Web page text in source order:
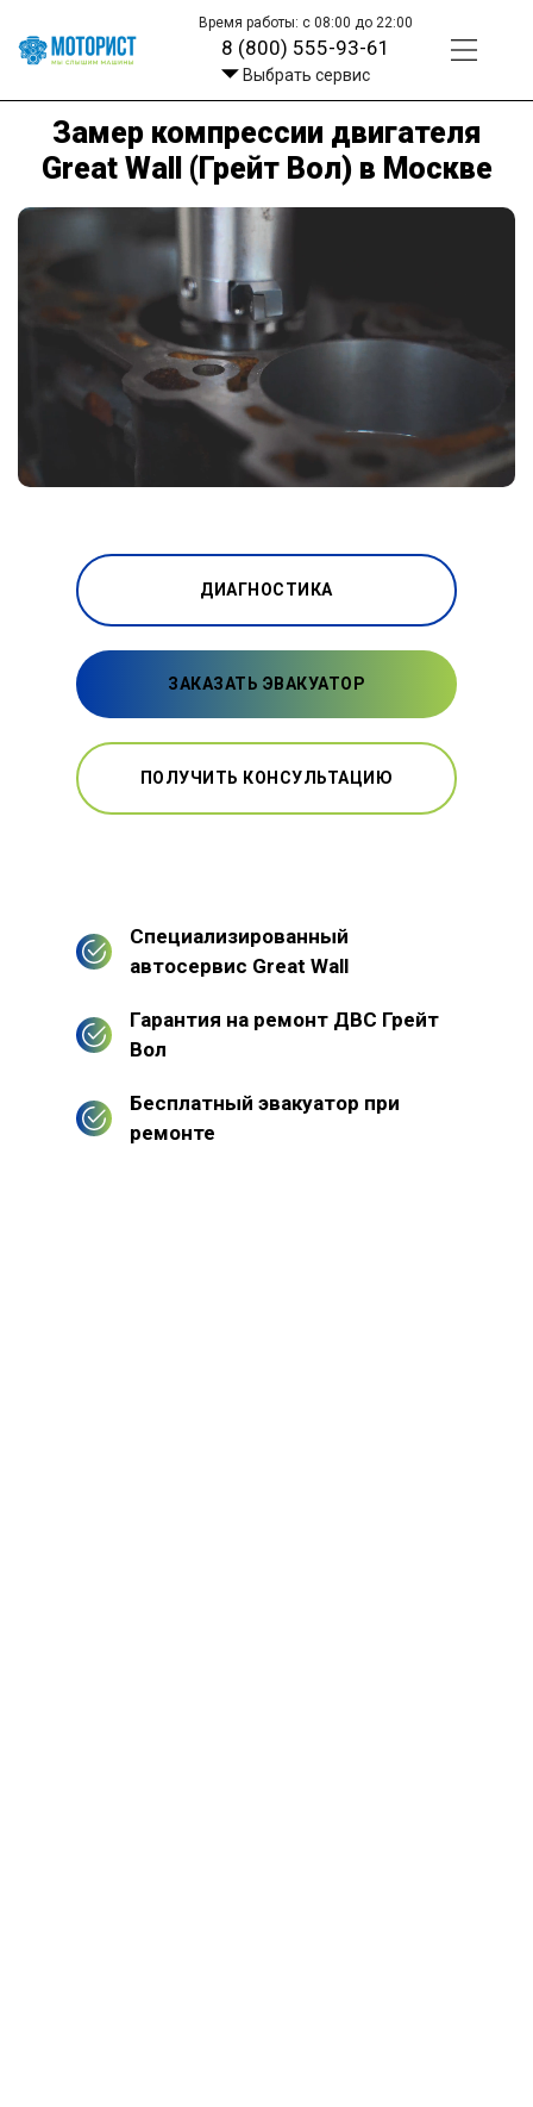
Время работы: с 08:00 до 22:00
8 (800) 555-93-61
Выбрать сервис
Замер компрессии двигателя
Great Wall (Грейт Вол) в Москве
ДИАГНОСТИКА
ЗАКАЗАТЬ ЭВАКУАТОР
ПОЛУЧИТЬ КОНСУЛЬТАЦИЮ
Специализированный
автосервис Great Wall
Гарантия на ремонт ДВС Грейт
Вол
Бесплатный эвакуатор при
ремонте